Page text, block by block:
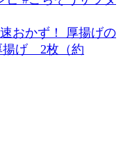
おかず！ 厚揚げの
揚げ 2枚（約